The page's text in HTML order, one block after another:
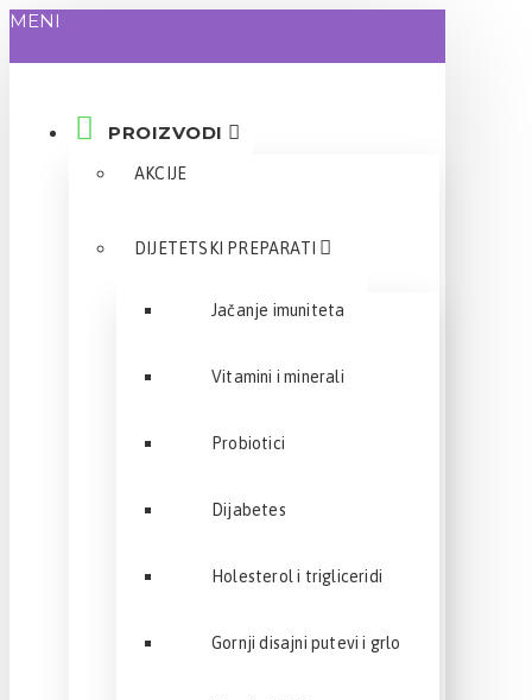
MENI
PROIZVODI
AKCIJE
DIJETETSKI PREPARATI
Jačanje imuniteta
Vitamini i minerali
Probiotici
Dijabetes
Holesterol i trigliceridi
Gornji disajni putevi i grlo